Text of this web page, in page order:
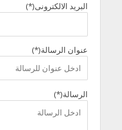
البريد الالكترونى(*)
عنوان الرسالة(*)
الرسالة(*)